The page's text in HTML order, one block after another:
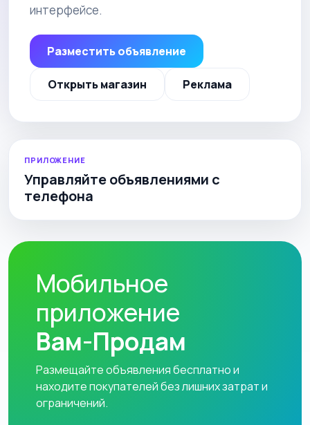
интерфейсе.
Разместить объявление
Открыть магазин Реклама
ПРИЛОЖЕНИЕ
Управляйте объявлениями с
телефона
Мобильное
приложение
Вам-Продам
Размещайте объявления бесплатно и
находите покупателей без лишних затрат и
ограничений.